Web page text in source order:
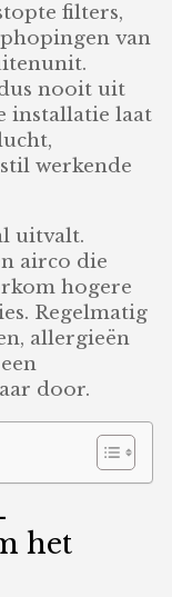
filters,
van
nooit uit
installatie laat
werkende
uitvalt.
airco die
hogere
Regelmatig
allergieën
door.
het